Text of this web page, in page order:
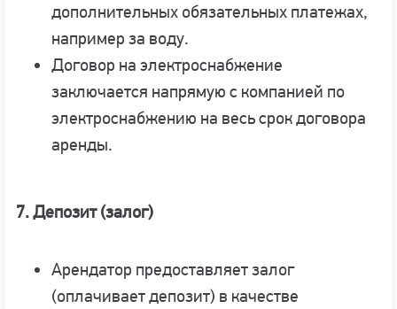
дополнительных обязательных платежах,
например за воду.
Договор на электроснабжение
заключается напрямую с компанией по
электроснабжению на весь срок договора
аренды.
7. Депозит (залог)
Арендатор предоставляет залог
(оплачивает депозит) в качестве